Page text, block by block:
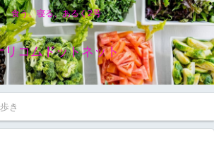
食う、寝る、あるく2号
リコムドットネット
き